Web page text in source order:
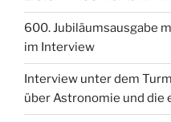
600. Jubiläumsausgabe
im Interview
Interview unter dem
über Astronomie und die